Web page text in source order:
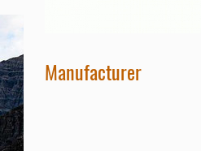
Manufacturer